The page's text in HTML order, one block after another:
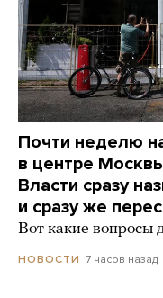
Почти неделю
в центре
Власти сразу
и сразу же
Вот какие вопросы
НОВОСТИ 7 часов назад